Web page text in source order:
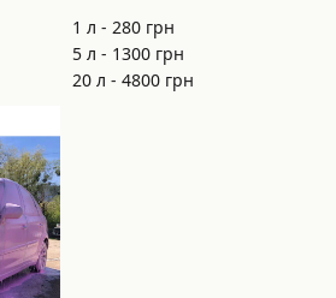
1 л - 280 грн
5 л - 1300 грн
20 л - 4800 грн